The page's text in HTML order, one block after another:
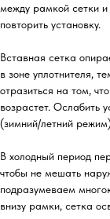
между рамкой сетки
повторить установку.
Вставная сетка
в зоне уплотнителя,
отразиться на том,
возрастет. Ослабить
(зимний/летний
В холодный период
чтобы не мешать
подразумеваем
внизу рамки, сетка